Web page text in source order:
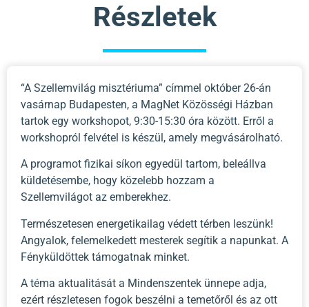
Részletek
“A Szellemvilág misztériuma” címmel október 26-án
vasárnap Budapesten, a MagNet Közösségi Házban
tartok egy workshopot, 9:30-15:30 óra között. Erről a
workshopról felvétel is készül, amely megvásárolható.
A programot fizikai síkon egyedül tartom, beleállva
küldetésembe, hogy közelebb hozzam a
Szellemvilágot az emberekhez.
Természetesen energetikailag védett térben leszünk!
Angyalok, felemelkedett mesterek segítik a napunkat. A
Fényküldöttek támogatnak minket.
A téma aktualitását a Mindenszentek ünnepe adja,
ezért részletesen fogok beszélni a temetőről és az ott